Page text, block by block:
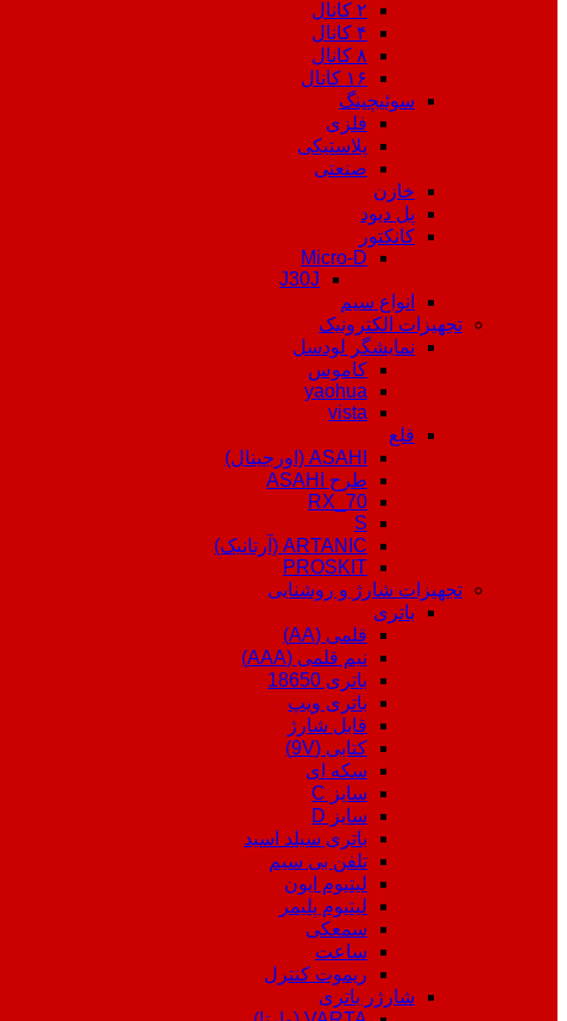
۲ کانال
۴ کانال
۸ کانال
۱۶ کانال
سوئیچینگ
فلزی
پلاستیکی
صنعتی
خازن
پل دیود
کانکتور
Micro-D
J30J
انواع سیم
تجهیزات الکترونیک
نمایشگر لودسل
کاموس
yaohua
vista
قلع
ASAHI (اورجینال)
طرح ASAHI
RX_70
S
ARTANIC (آرتانیک)
PROSKIT
تجهیزات شارژ و روشنایی
باتری
قلمی (AA)
نیم قلمی (AAA)
باتری 18650
باتری ویپ
قابل شارژ
کتابی (9V)
سکه ای
سایز C
سایز D
باتری سیلد اسید
تلفن بی سیم
لیتیوم ایون
لیتیوم پلیمر
سمعکی
ساعت
ریموت کنترل
شارژر باتری